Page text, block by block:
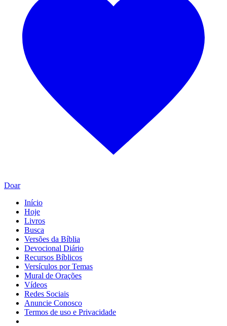
Doar
Início
Hoje
Livros
Busca
Versões da Bíblia
Devocional Diário
Recursos Bíblicos
Versículos por Temas
Mural de Orações
Vídeos
Redes Sociais
Anuncie Conosco
Termos de uso e Privacidade